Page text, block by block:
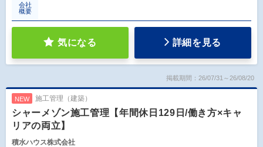
会社
概要
気になる 詳細を見る
掲載期間：26/07/31～26/08/20
NEW 施工管理（建築）
シャーメゾン施工管理【年間休日129日/働き方×キャ
リアの両立】
積水ハウス株式会社